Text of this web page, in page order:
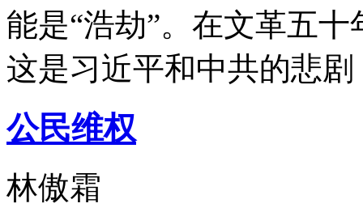
能是“浩劫”。在文革五
这是习近平和中共的悲
公民维权
林傲霜